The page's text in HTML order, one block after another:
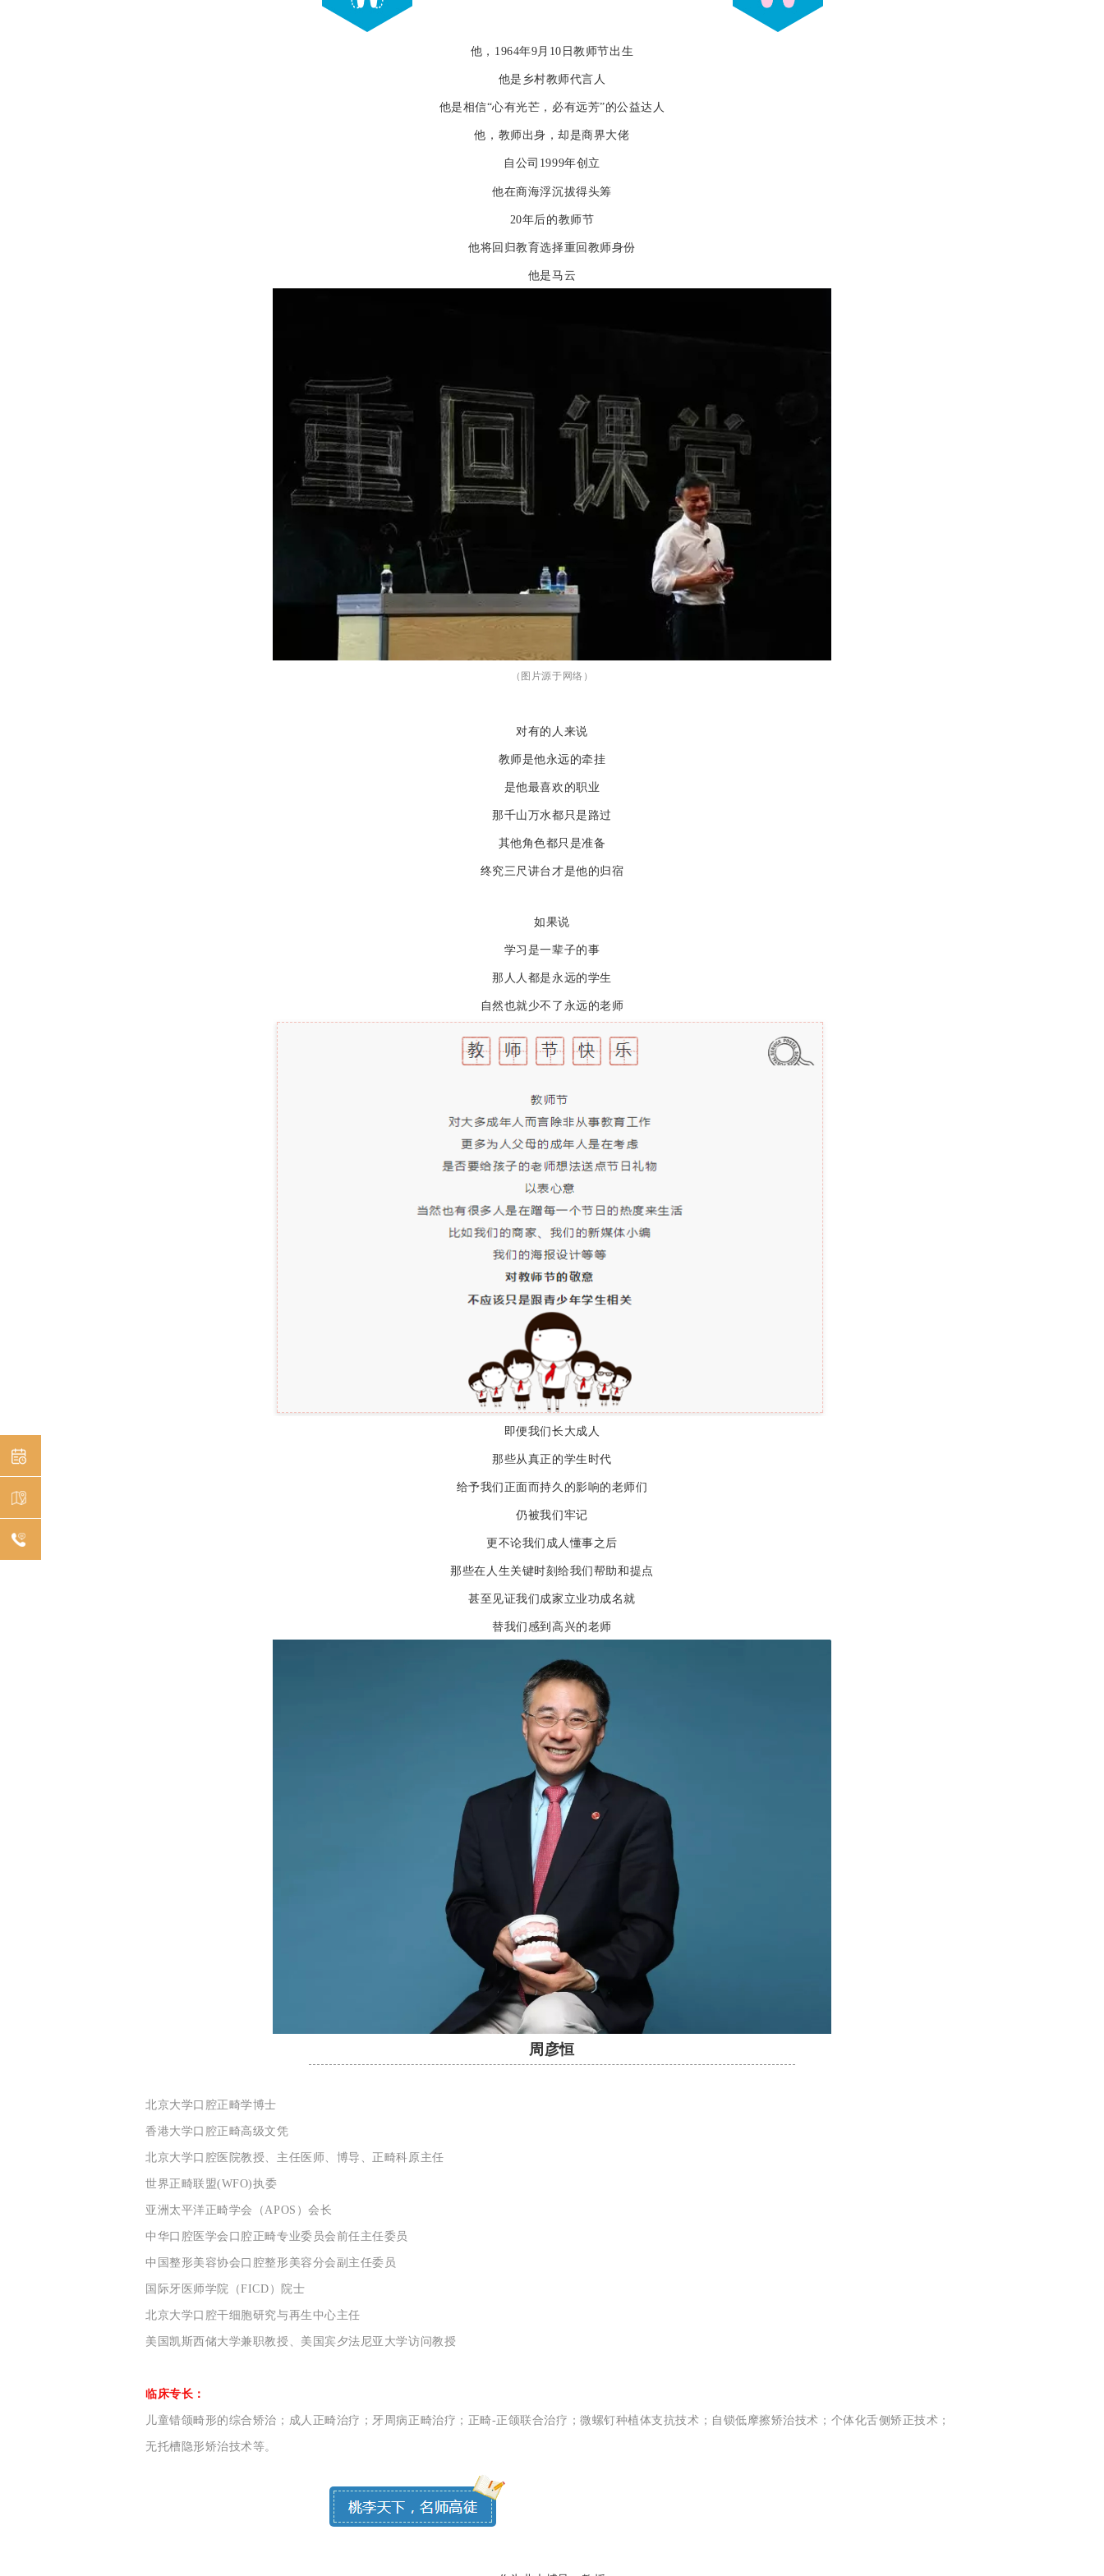
预约
挂号
机构
他，1964年9月10日教师节出生
他是乡村教师代言人
他是相信“心有光芒，必有远芳”的公益达人
他，教师出身，却是商界大佬
自公司1999年创立
他在商海浮沉拔得头筹
20年后的教师节
他将回归教育选择重回教师身份
他是马云
（图片源于网络）
对有的人来说
教师是他永远的牵挂
是他最喜欢的职业
那千山万水都只是路过
其他角色都只是准备
终究三尺讲台才是他的归宿
如果说
学习是一辈子的事
那人人都是永远的学生
自然也就少不了永远的老师
即便我们长大成人
那些从真正的学生时代
给予我们正面而持久的影响的老师们
仍被我们牢记
更不论我们成人懂事之后
那些在人生关键时刻给我们帮助和提点
甚至见证我们成家立业功成名就
替我们感到高兴的老师
周彦恒
北京大学口腔正畸学博士
香港大学口腔正畸高级文凭
北京大学口腔医院教授、主任医师、博导、正畸科原主任
世界正畸联盟(WFO)执委
亚洲太平洋正畸学会（APOS）会长
中华口腔医学会口腔正畸专业委员会前任主任委员
中国整形美容协会口腔整形美容分会副主任委员
国际牙医师学院 （FICD） 院士
北京大学口腔干细胞研究与再生中心主任
美国凯斯西储大学兼职教授、美国宾夕法尼亚大学访问教授
临床专长：
儿童错颌畸形的综合矫治；成人正畸治疗；牙周病正畸治疗；正畸-正颌联合治疗；微螺钉种植体支抗技术；自锁低摩擦矫治技术；个体化舌侧矫正技术；
无托槽隐形矫治技术等。